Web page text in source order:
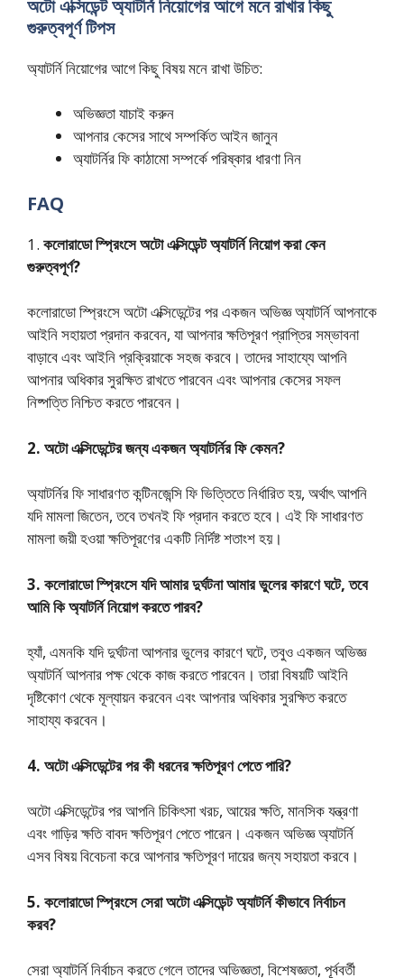
অটো এক্সিডেন্ট অ্যাটর্নি নিয়োগের আগে মনে রাখার কিছু
গুরুত্বপূর্ণ টিপস
অ্যাটর্নি নিয়োগের আগে কিছু বিষয় মনে রাখা উচিত:
অভিজ্ঞতা যাচাই করুন
আপনার কেসের সাথে সম্পর্কিত আইন জানুন
অ্যাটর্নির ফি কাঠামো সম্পর্কে পরিষ্কার ধারণা নিন
FAQ
1. কলোরাডো স্প্রিংসে অটো এক্সিডেন্ট অ্যাটর্নি নিয়োগ করা কেন
গুরুত্বপূর্ণ?
কলোরাডো স্প্রিংসে অটো এক্সিডেন্টের পর একজন অভিজ্ঞ অ্যাটর্নি আপনাকে
আইনি সহায়তা প্রদান করবেন, যা আপনার ক্ষতিপূরণ প্রাপ্তির সম্ভাবনা
বাড়াবে এবং আইনি প্রক্রিয়াকে সহজ করবে। তাদের সাহায্যে আপনি
আপনার অধিকার সুরক্ষিত রাখতে পারবেন এবং আপনার কেসের সফল
নিষ্পত্তি নিশ্চিত করতে পারবেন।
2. অটো এক্সিডেন্টের জন্য একজন অ্যাটর্নির ফি কেমন?
অ্যাটর্নির ফি সাধারণত কন্টিনজেন্সি ফি ভিত্তিতে নির্ধারিত হয়, অর্থাৎ আপনি
যদি মামলা জিতেন, তবে তখনই ফি প্রদান করতে হবে। এই ফি সাধারণত
মামলা জয়ী হওয়া ক্ষতিপূরণের একটি নির্দিষ্ট শতাংশ হয়।
3. কলোরাডো স্প্রিংসে যদি আমার দুর্ঘটনা আমার ভুলের কারণে ঘটে, তবে
আমি কি অ্যাটর্নি নিয়োগ করতে পারব?
হ্যাঁ, এমনকি যদি দুর্ঘটনা আপনার ভুলের কারণে ঘটে, তবুও একজন অভিজ্ঞ
অ্যাটর্নি আপনার পক্ষ থেকে কাজ করতে পারবেন। তারা বিষয়টি আইনি
দৃষ্টিকোণ থেকে মূল্যায়ন করবেন এবং আপনার অধিকার সুরক্ষিত করতে
সাহায্য করবেন।
4. অটো এক্সিডেন্টের পর কী ধরনের ক্ষতিপূরণ পেতে পারি?
অটো এক্সিডেন্টের পর আপনি চিকিৎসা খরচ, আয়ের ক্ষতি, মানসিক যন্ত্রণা
এবং গাড়ির ক্ষতি বাবদ ক্ষতিপূরণ পেতে পারেন। একজন অভিজ্ঞ অ্যাটর্নি
এসব বিষয় বিবেচনা করে আপনার ক্ষতিপূরণ দায়ের জন্য সহায়তা করবে।
5. কলোরাডো স্প্রিংসে সেরা অটো এক্সিডেন্ট অ্যাটর্নি কীভাবে নির্বাচন
করব?
সেরা অ্যাটর্নি নির্বাচন করতে গেলে তাদের অভিজ্ঞতা, বিশেষজ্ঞতা, পূর্ববর্তী